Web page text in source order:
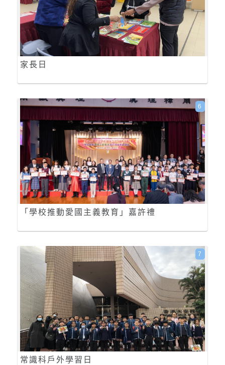
家長日
「學校推動愛國主義教育」嘉許禮
6
常識科戶外學習日
7